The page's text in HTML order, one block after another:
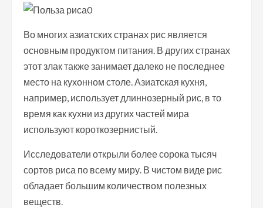
Во многих азиатских странах рис является
основным продуктом питания. В других странах
этот злак также занимает далеко не последнее
место на кухонном столе. Азиатская кухня,
например, использует длиннозерный рис, в то
время как кухни из других частей мира
используют короткозернистый.
Исследователи открыли более сорока тысяч
сортов риса по всему миру. В чистом виде рис
обладает большим количеством полезных
веществ.